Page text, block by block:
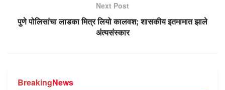
Next Post
पुणे पोलिसांचा लाडका मित्र लियो कालवश; शासकीय इतमामात झाले
अंत्यसंस्कार
BreakingNews